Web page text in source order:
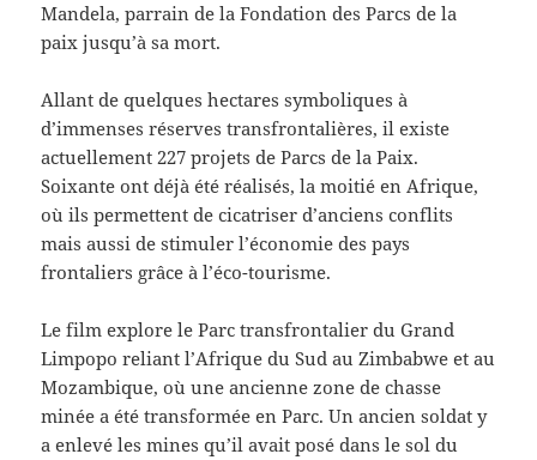
Mandela, parrain de la Fondation des Parcs de la
paix jusqu’à sa mort.
Allant de quelques hectares symboliques à
d’immenses réserves transfrontalières, il existe
actuellement 227 projets de Parcs de la Paix.
Soixante ont déjà été réalisés, la moitié en Afrique,
où ils permettent de cicatriser d’anciens conflits
mais aussi de stimuler l’économie des pays
frontaliers grâce à l’éco-tourisme.
Le film explore le Parc transfrontalier du Grand
Limpopo reliant l’Afrique du Sud au Zimbabwe et au
Mozambique, où une ancienne zone de chasse
minée a été transformée en Parc. Un ancien soldat y
a enlevé les mines qu’il avait posé dans le sol du